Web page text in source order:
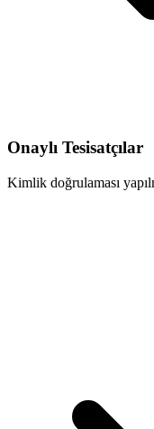
Onaylı Tesisatçılar
Kimlik doğrulaması